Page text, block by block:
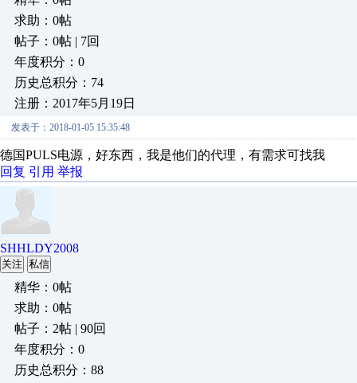
求助：0帖
帖子：0帖 | 7回
年度积分：0
历史总积分：74
注册：2017年5月19日
发表于：2018-01-05 15:35:48
德国PULS电源，好东西，我是他们的代理，有需求可找我
回复 引用 举报
SHHLDY2008
关注 私信
精华：0帖
求助：0帖
帖子：2帖 | 90回
年度积分：0
历史总积分：88